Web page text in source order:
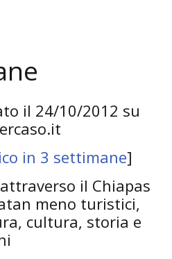
il 24/10/2012 su
in 3 settimane]
il Chiapas
meno turistici,
cultura, storia e